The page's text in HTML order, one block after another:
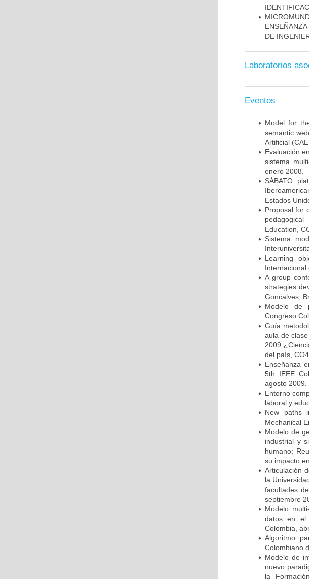
DE
Laboratorios
Eventos
Model for
semantic
Artificial
Evaluación
sistema
enero 2008.
SÁBATO:
Estados
Proposal for
Education,
Sistema
Learning
Internacional
A group
strategies
Goncalves,
Modelo de
Congreso
Guía
aula de
2009
del país,
Enseñanza
5th IEEE
agosto 2009.
Entorno
laboral y
New paths
Mechanical
Modelo de
industrial y
humano;
su impacto
Articulación
la
facultades
septiembre
Modelo
datos en el
Colombia,
Algoritmo
Colombiano
Modelo de
nuevo
la